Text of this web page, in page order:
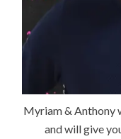
Myriam & Anthony
and will give